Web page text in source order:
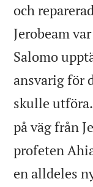
och
Jerobeam
Salomo
ansvarig för
skulle utföra.
på väg från
profeten
en alldeles